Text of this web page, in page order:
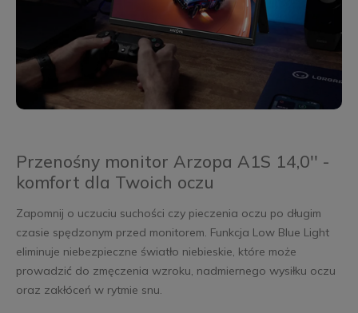
Przenośny monitor Arzopa A1S 14,0'' -
komfort dla Twoich oczu
Zapomnij o uczuciu suchości czy pieczenia oczu po długim
czasie spędzonym przed monitorem. Funkcja Low Blue Light
eliminuje niebezpieczne światło niebieskie, które może
prowadzić do zmęczenia wzroku, nadmiernego wysiłku oczu
oraz zakłóceń w rytmie snu.